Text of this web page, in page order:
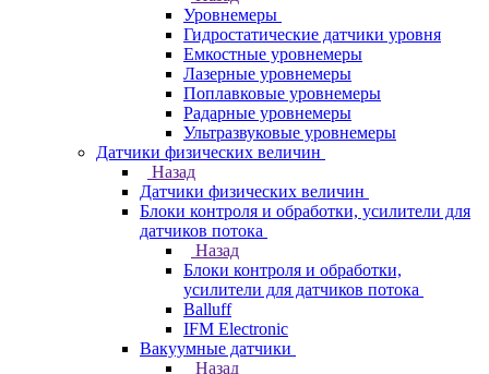
Уровнемеры
Гидростатические датчики уровня
Емкостные уровнемеры
Лазерные уровнемеры
Поплавковые уровнемеры
Радарные уровнемеры
Ультразвуковые уровнемеры
Датчики физических величин
Назад
Датчики физических величин
Блоки контроля и обработки, усилители для
датчиков потока
Назад
Блоки контроля и обработки,
усилители для датчиков потока
Balluff
IFM Electronic
Вакуумные датчики
Назад